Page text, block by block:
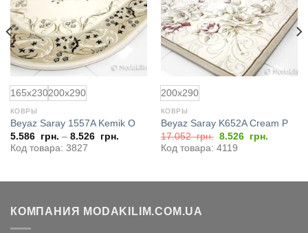
165x230200x290
КОВРЫ
Beyaz Saray 1557A Kemik O
5.586 грн. – 8.526 грн.
Код товара: 3827
200x290
КОВРЫ
Beyaz Saray K652A Cream P
17.052грн. Первоначальная
цена
составляла
8.526 грн.
Код товара: 4119
КОМПАНИЯ MODAKILIM.COM.UA